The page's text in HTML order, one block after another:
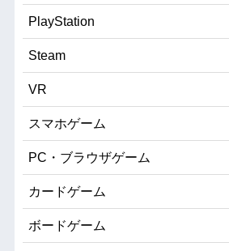
PlayStation
Steam
VR
スマホゲーム
PC・ブラウザゲーム
カードゲーム
ボードゲーム